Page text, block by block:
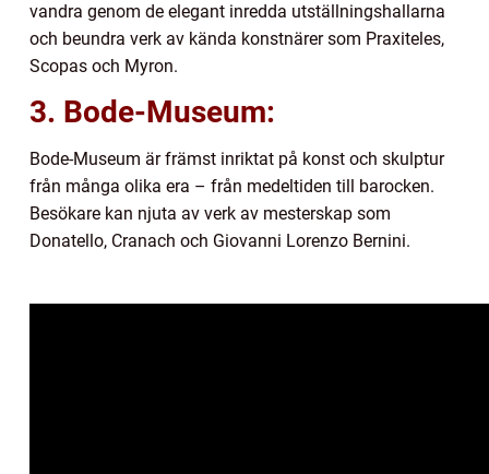
vandra genom de elegant inredda utställningshallarna
och beundra verk av kända konstnärer som Praxiteles,
Scopas och Myron.
3. Bode-Museum:
Bode-Museum är främst inriktat på konst och skulptur
från många olika era – från medeltiden till barocken.
Besökare kan njuta av verk av mesterskap som
Donatello, Cranach och Giovanni Lorenzo Bernini.